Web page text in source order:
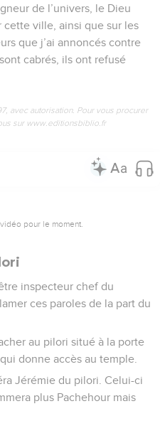
de l’univers, le Dieu
cette ville, ainsi que sur les
que j’ai annoncés contre
cabrés, ils ont refusé
avec autorisation. Pour vous procurer
sur www.editionsbiblio.fr
pour le moment.
inspecteur chef du
ces paroles de la part du
au pilori situé à la porte
donne accès au temple.
Jérémie du pilori. Celui-ci
plus Pachehour mais